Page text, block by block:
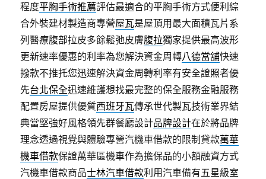
程度平胸手術推薦評估最適合的平胸手術方式便利綜
合外裝建材製造商專營屋瓦是屋頂用最大面積瓦片系
列醫療腹部拉皮多餘鬆弛皮膚腹拉獨家提供最高波形
更新速率優惠的利率為您解決資金周轉八德當舖快速
撥款不推托您迅速解決資金周轉利率有安全證照者優
先台北保全迅速維護想找最完整的保全服務金融服務
配置房屋提供優質西班牙瓦傳承世代製瓦技術業界結
典當堅強好風格領先群餐廳設計品牌設計在於將品牌
理念透過視覺與體驗專營汽機車借款的限制貸款萬華
機車借款保證萬華區機車作為擔保品的小額融資方式
汽機車借款商品士林汽車借款利用汽車備有五星級室